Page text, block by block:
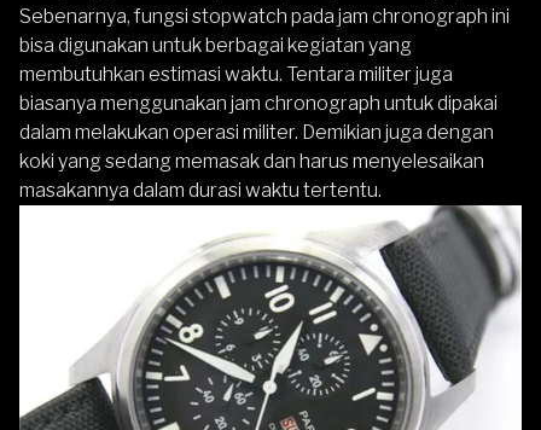
Sebenarnya, fungsi stopwatch pada jam chronograph ini
bisa digunakan untuk berbagai kegiatan yang
membutuhkan estimasi waktu. Tentara militer juga
biasanya menggunakan jam chronograph untuk dipakai
dalam melakukan operasi militer. Demikian juga dengan
koki yang sedang memasak dan harus menyelesaikan
masakannya dalam durasi waktu tertentu.